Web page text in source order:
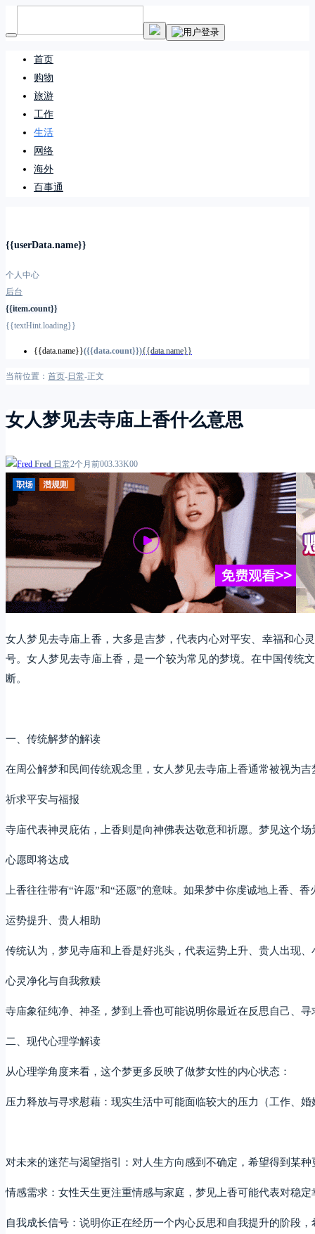
首页
购物
旅游
工作
生活
网络
海外
百事通
{{userData.name}}
个人中心
后台
{{item.count}}
{{textHint.loading}}
{{data.name}}({{data.count}}){{data.name}}
当前位置： 首页-日常-正文
女人梦见去寺庙上香什么意思
Fred 日常2个月前003.33K00
女人梦见去寺庙上香，大多是吉梦，代表内心对平安、幸福和心
号。女人梦见去寺庙上香，是一个较为常见的梦境。在中国传统
断。
一、传统解梦的解读
在周公解梦和民间传统观念里，女人梦见去寺庙上香通常被视为
祈求平安与福报
寺庙代表神灵庇佑，上香则是向神佛表达敬意和祈愿。梦见这个
心愿即将达成
上香往往带有“许愿”和“还愿”的意味。如果梦中你虔诚地上香、
运势提升、贵人相助
传统认为，梦见寺庙和上香是好兆头，代表运势上升、贵人出现
心灵净化与自我救赎
寺庙象征纯净、神圣，梦到上香也可能说明你最近在反思自己、
二、现代心理学解读
从心理学角度来看，这个梦更多反映了做梦女性的内心状态：
压力释放与寻求慰藉：现实生活中可能面临较大的压力（工作、
对未来的迷茫与渴望指引：对人生方向感到不确定，希望得到某
情感需求：女性天生更注重情感与家庭，梦见上香可能代表对稳
自我成长信号：说明你正在经历一个内心反思和自我提升的阶段